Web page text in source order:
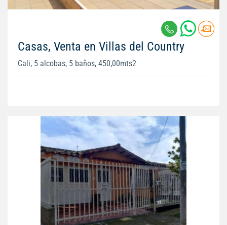
Casas, Venta en Villas del Country
Cali, 5 alcobas, 5 baños, 450,00mts2